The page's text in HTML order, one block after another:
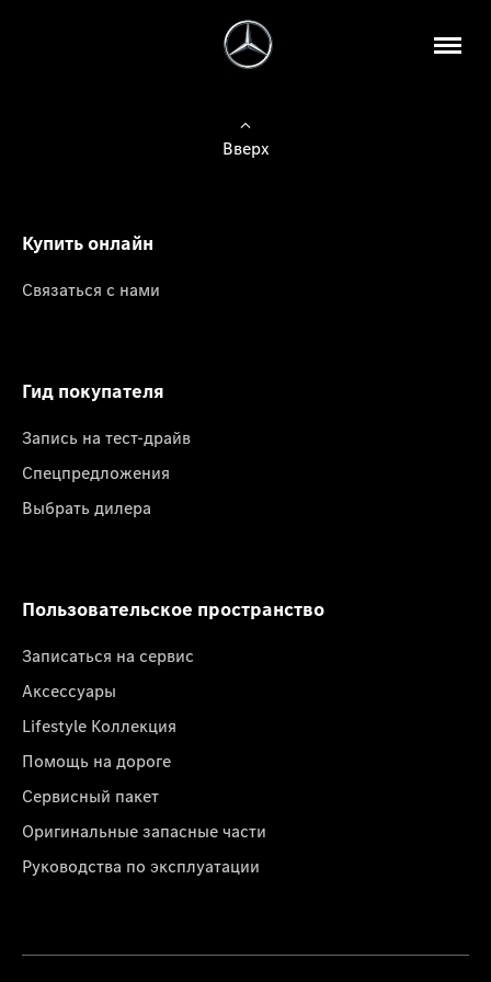
Вверх
Купить онлайн
Связаться с нами
Гид покупателя
Запись на тест-драйв
Спецпредложения
Выбрать дилера
Пользовательское пространство
Записаться на сервис
Аксессуары
Lifestyle Коллекция
Помощь на дороге
Сервисный пакет
Оригинальные запасные части
Руководства по эксплуатации